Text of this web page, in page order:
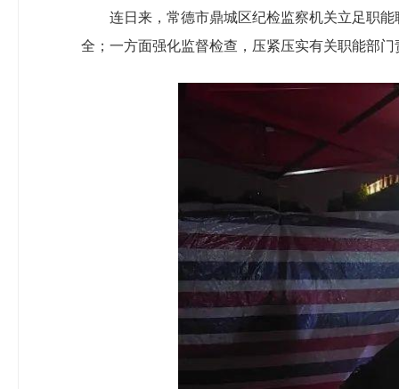
连日来，常德市鼎城区纪检监察机关立足职
全；一方面强化监督检查，压紧压实有关职能部